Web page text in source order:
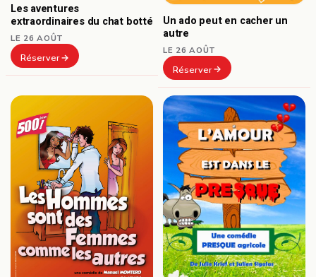
Les aventures
extraordinaires du chat botté
LE 26 AOÛT
Réserver
Un ado peut en cacher un
autre
LE 26 AOÛT
Réserver